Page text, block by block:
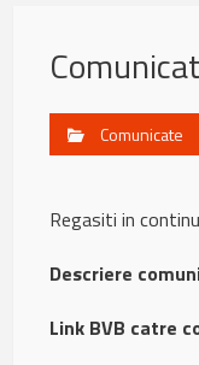
Comunicate
Regasiti in
Descriere
Link BVB catre